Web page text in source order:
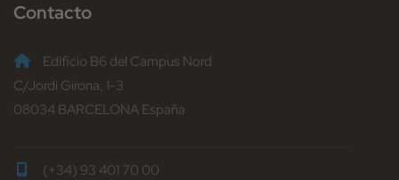
Contacto
Edificio B6 del Campus Nord
C/Jordi Girona, 1-3
08034 BARCELONA España
(+34) 93 401 70 00